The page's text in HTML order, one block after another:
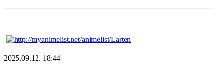
2025.09.12. 18:44